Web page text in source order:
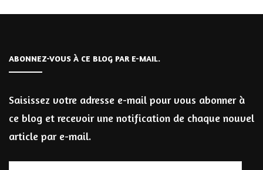
ABONNEZ-VOUS À CE BLOG PAR E-MAIL.
Saisissez votre adresse e-mail pour vous abonner à
ce blog et recevoir une notification de chaque nouvel
article par e-mail.